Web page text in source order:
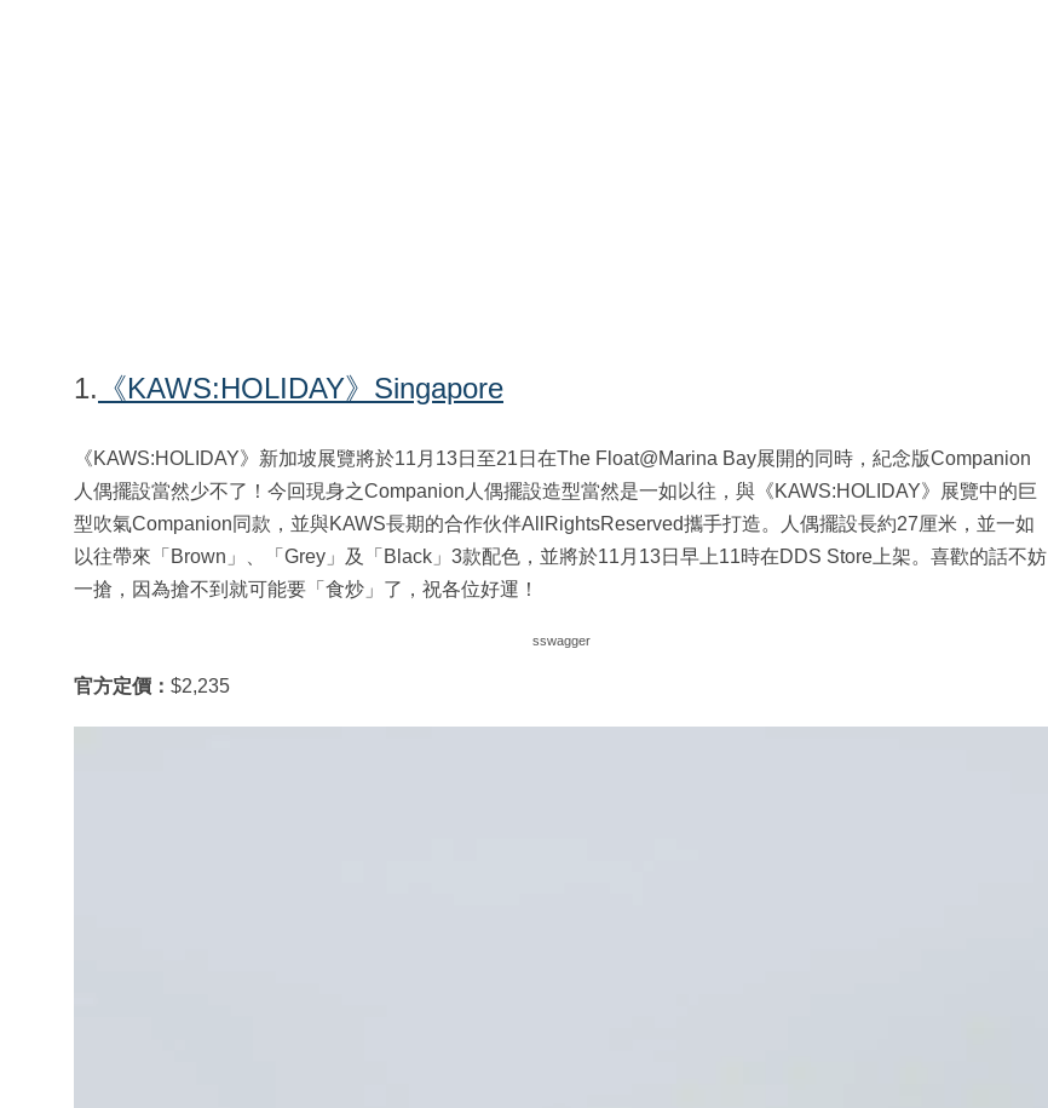
1. 《KAWS:HOLIDAY》Singapore
《KAWS:HOLIDAY》新加坡展覽將於11月13日至21日在The Float@Marina Bay展開的同時，紀念版Companion
人偶擺設當然少不了！今回現身之Companion人偶擺設造型當然是一如以往，與《KAWS:HOLIDAY》展覽中的巨
型吹氣Companion同款，並與KAWS長期的合作伙伴AllRightsReserved攜手打造。人偶擺設長約27厘米，並一如
以往帶來「Brown」、「Grey」及「Black」3款配色，並將於11月13日早上11時在DDS Store上架。喜歡的話不妨
一搶，因為搶不到就可能要「食炒」了，祝各位好運！
sswagger
官方定價： $2,235